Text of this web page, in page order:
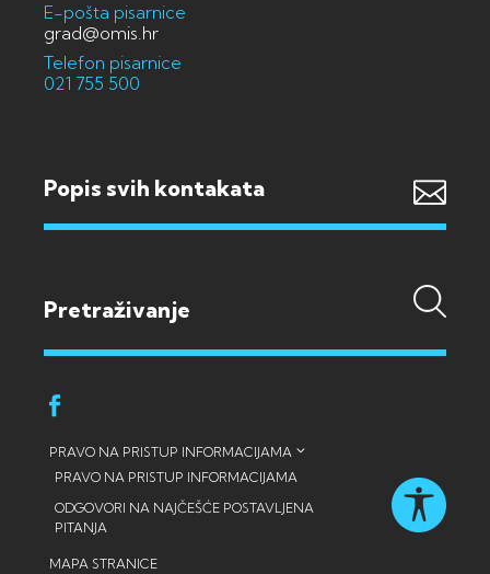
E-pošta pisarnice
grad@omis.hr
Telefon pisarnice
021 755 500
Popis svih kontakata
PRAVO NA PRISTUP INFORMACIJAMA
PRAVO NA PRISTUP INFORMACIJAMA
ODGOVORI NA NAJČEŠĆE POSTAVLJENA
PITANJA
MAPA STRANICE